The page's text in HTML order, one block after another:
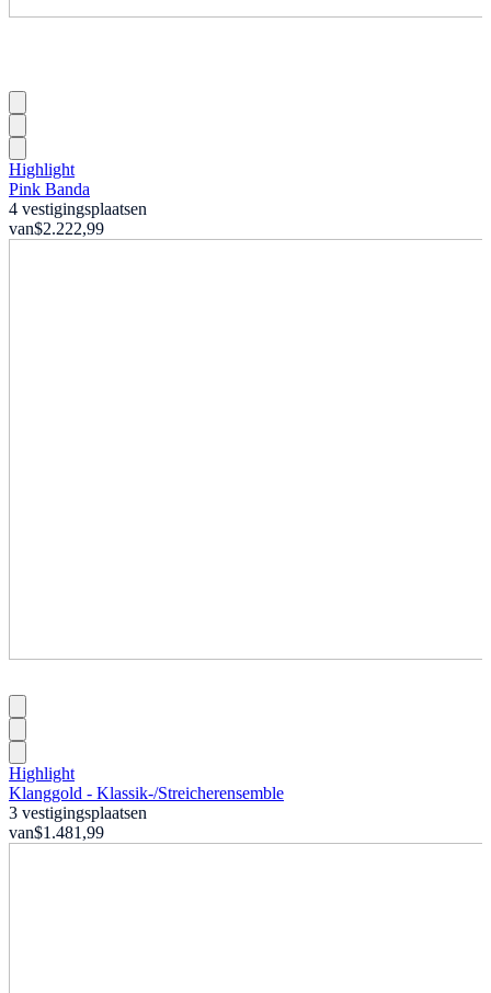
Highlight
Pink Banda
4 vestigingsplaatsen
van$2.222,99
Highlight
Klanggold - Klassik-/Streicherensemble
3 vestigingsplaatsen
van$1.481,99